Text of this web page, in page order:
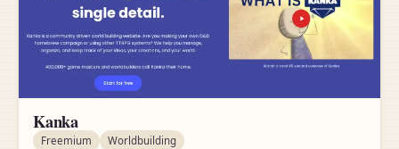
Kanka
Freemium Worldbuilding